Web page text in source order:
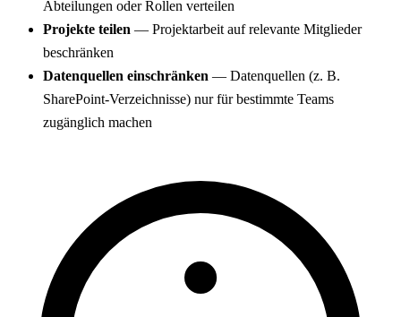
Abteilungen oder Rollen verteilen
Projekte teilen — Projektarbeit auf relevante Mitglieder
beschränken
Datenquellen einschränken — Datenquellen (z. B.
SharePoint-Verzeichnisse) nur für bestimmte Teams
zugänglich machen